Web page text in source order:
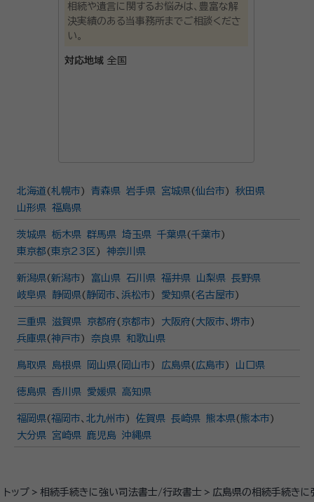
トップ 相続手続きに強い司法書士/行政書士 広島県の相続手続き
相続や遺言に関するお悩みは、豊富な解
決実績のある当事務所までご相談くださ
い。
対応地域 全国
北海道 (札幌市) 青森県 岩手県 宮城県(仙台市)
秋田県
山形県 福島県
茨城県 栃木県 群馬県 埼玉県 千葉県(千葉市)
東京都 ( 東京23区 ) 神奈川県
新潟県(新潟市) 富山県 石川県 福井県 山梨県 長野県
岐阜県
静岡県( 静岡市、 浜松市) 愛知県( 名古屋市)
三重県 滋賀県 京都府( 京都市) 大阪府( 大阪市、 堺市)
兵庫県(神戸市) 奈良県 和歌山県
鳥取県 島根県 岡山県( 岡山市) 広島県( 広島市) 山口県
徳島県 香川県 愛媛県 高知県
福岡県(福岡市、 北九州市) 佐賀県 長崎県 熊本県(熊本市)
大分県
宮崎県 鹿児島 沖縄県